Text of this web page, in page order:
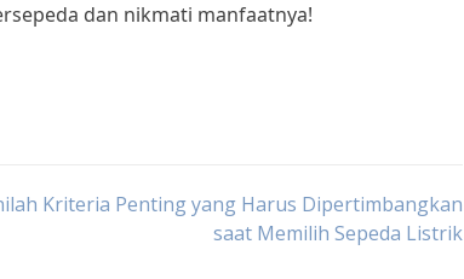
dan nikmati manfaatnya!
Kriteria Penting yang Harus Dipertimbangkan
saat Memilih Sepeda Listrik